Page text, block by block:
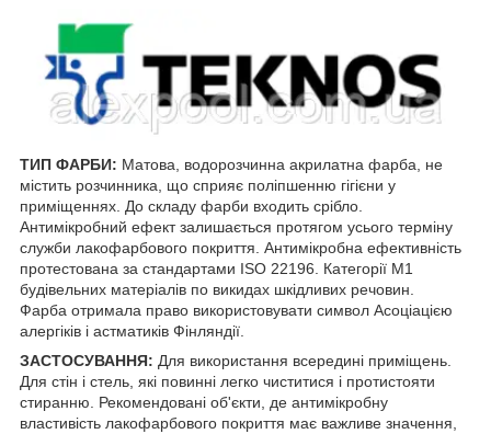
ТИП ФАРБИ: Матова, водорозчинна акрилатна фарба, не
містить розчинника, що сприяє поліпшенню гігієни у
приміщеннях. До складу фарби входить срібло.
Антимікробний ефект залишається протягом усього терміну
служби лакофарбового покриття. Антимікробна ефективність
протестована за стандартами ISO 22196. Категорії М1
будівельних матеріалів по викидах шкідливих речовин.
Фарба отримала право використовувати символ Асоціацією
алергіків і астматиків Фінляндії.
ЗАСТОСУВАННЯ: Для використання всередині приміщень.
Для стін і стель, які повинні легко чиститися і протистояти
стиранню. Рекомендовані об'єкти, де антимікробну
властивість лакофарбового покриття має важливе значення,